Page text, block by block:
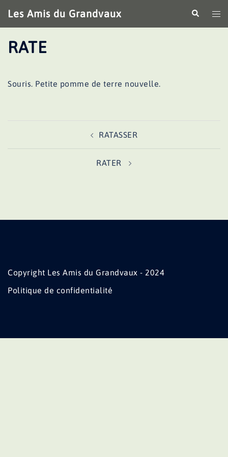
au
contenu
Les Amis du Grandvaux
le
RATE
Souris. Petite pomme de terre nouvelle.
RATASSER
RATER
Copyright Les Amis du Grandvaux - 2024
Politique de confidentialité